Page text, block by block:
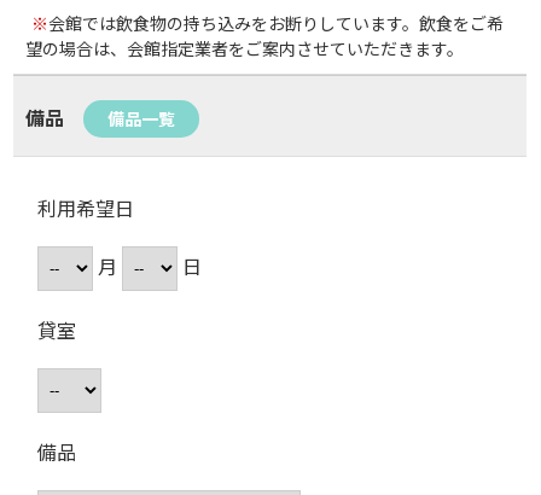
※会館では飲食物の持ち込みをお断りしています。飲食をご希
望の場合は、会館指定業者をご案内させていただきます。
備品 備品一覧
利用希望日
月
日
貸室
備品